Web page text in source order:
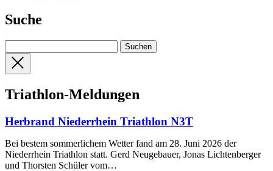
Suche
Triathlon-Meldungen
Herbrand Niederrhein Triathlon N3T
Bei bestem sommerlichem Wetter fand am 28. Juni 2026 der
Niederrhein Triathlon statt. Gerd Neugebauer, Jonas Lichtenberger
und Thorsten Schüler vom…